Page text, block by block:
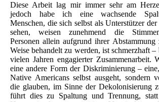
Diese Arbeit lag mir immer sehr am
jedoch habe ich eine wachsende
Menschen, die sich selbst als Unterstützer
sehen, weisen zunehmend die
Personen allein aufgrund ihrer
Weise behandelt zu werden, ist schmerzhaft –
vielen Jahren engagierter Zusammenarbeit.
eine andere Form der Diskriminierung –
Native Americans selbst ausgeht, sondern
die glauben, im Sinne der Dekolonisierung
führt dies zu Spaltung und Trennung,